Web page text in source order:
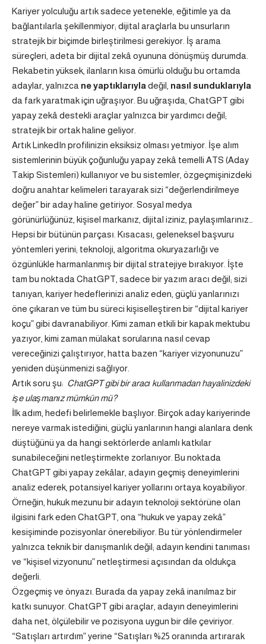
Kariyer yolculuğu artık sadece yetenekle, eğitimle ya da
bağlantılarla şekillenmiyor; dijital araçlarla bu unsurların
stratejik bir biçimde birleştirilmesi gerekiyor. İş arama
süreçleri, adeta bir dijital zekâ oyununa dönüşmüş durumda.
Rekabetin yüksek, ilanların kısa ömürlü olduğu bu ortamda
adaylar, yalnızca ne yaptıklarıyla değil, nasıl sunduklarıyla
da fark yaratmak için uğraşıyor. Bu uğraşıda, ChatGPT gibi
yapay zekâ destekli araçlar yalnızca bir yardımcı değil;
stratejik bir ortak haline geliyor.
Artık LinkedIn profilinizin eksiksiz olması yetmiyor. İşe alım
sistemlerinin büyük çoğunluğu yapay zekâ temelli ATS (Aday
Takip Sistemleri) kullanıyor ve bu sistemler, özgeçmişinizdeki
doğru anahtar kelimeleri tarayarak sizi “değerlendirilmeye
değer” bir aday haline getiriyor. Sosyal medya
görünürlüğünüz, kişisel markanız, dijital iziniz, paylaşımlarınız…
Hepsi bir bütünün parçası. Kısacası, geleneksel başvuru
yöntemleri yerini; teknoloji, algoritma okuryazarlığı ve
özgünlükle harmanlanmış bir dijital stratejiye bırakıyor. İşte
tam bu noktada ChatGPT, sadece bir yazım aracı değil; sizi
tanıyan, kariyer hedeflerinizi analiz eden, güçlü yanlarınızı
öne çıkaran ve tüm bu süreci kişiselleştiren bir “dijital kariyer
koçu” gibi davranabiliyor. Kimi zaman etkili bir kapak mektubu
yazıyor, kimi zaman mülakat sorularına nasıl cevap
vereceğinizi çalıştırıyor, hatta bazen “kariyer vizyonunuzu”
yeniden düşünmenizi sağlıyor.
Artık soru şu: ChatGPT gibi bir aracı kullanmadan hayalinizdeki
işe ulaşmanız mümkün mü?
İlk adım, hedefi belirlemekle başlıyor. Birçok aday kariyerinde
nereye varmak istediğini, güçlü yanlarının hangi alanlara denk
düştüğünü ya da hangi sektörlerde anlamlı katkılar
sunabileceğini netleştirmekte zorlanıyor. Bu noktada
ChatGPT gibi yapay zekâlar, adayın geçmiş deneyimlerini
analiz ederek, potansiyel kariyer yollarını ortaya koyabiliyor.
Örneğin, hukuk mezunu bir adayın teknoloji sektörüne olan
ilgisini fark eden ChatGPT, ona “hukuk ve yapay zekâ”
kesişiminde pozisyonlar önerebiliyor. Bu tür yönlendirmeler
yalnızca teknik bir danışmanlık değil; adayın kendini tanıması
ve “kişisel vizyonunu” netleştirmesi açısından da oldukça
değerli.
Özgeçmiş ve önyazı. Burada da yapay zekâ inanılmaz bir
katkı sunuyor. ChatGPT gibi araçlar, adayın deneyimlerini
daha net, ölçülebilir ve pozisyona uygun bir dile çeviriyor.
“Satışları artırdım” yerine “Satışları %25 oranında artırarak